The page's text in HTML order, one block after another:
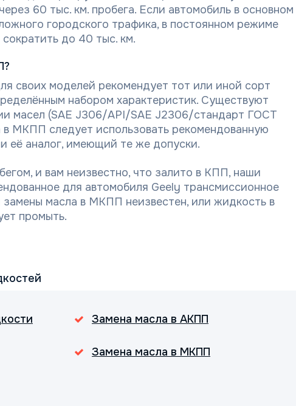
60 тыс. км. пробега. Если автомобиль в основном
городского трафика, в постоянном режиме
до 40 тыс. км.
своих моделей рекомендует тот или иной сорт
набором характеристик. Существуют
масел (SAE J306/API/SAE J2306/стандарт ГОСТ
МКПП следует использовать рекомендованную
её аналог, имеющий те же допуски.
и вам неизвестно, что залито в КПП, наши
для автомобиля Geely трансмиссионное
масла в МКПП неизвестен, или жидкость в
промыть.
Замена масла в АКПП
Замена масла в МКПП